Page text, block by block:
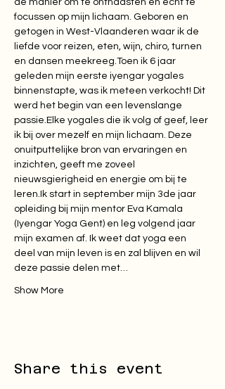
dé manier om te onthaasten en echt te
focussen op mijn lichaam. Geboren en
getogen in West-Vlaanderen waar ik de
liefde voor reizen, eten, wijn, chiro, turnen
en dansen meekreeg.Toen ik 6 jaar
geleden mijn eerste iyengar yogales
binnenstapte, was ik meteen verkocht! Dit
werd het begin van een levenslange
passie.Elke yogales die ik volg of geef, leer
ik bij over mezelf en mijn lichaam. Deze
onuitputtelijke bron van ervaringen en
inzichten, geeft me zoveel
nieuwsgierigheid en energie om bij te
leren.Ik start in september mijn 3de jaar
opleiding bij mijn mentor Eva Kamala
(Iyengar Yoga Gent) en leg volgend jaar
mijn examen af. Ik weet dat yoga een
deel van mijn leven is en zal blijven en wil
deze passie delen met…
Show More
Share this event